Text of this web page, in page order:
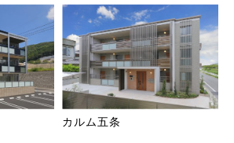
カルム五条